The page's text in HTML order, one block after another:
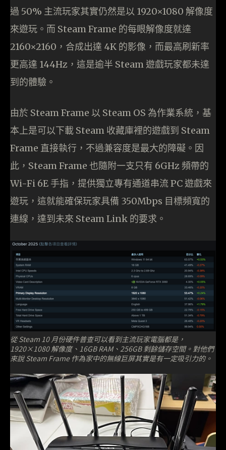
過 50% 主流玩家其實仍然是以 1920×1080 解像度
來遊玩。而 Steam Frame 的每眼解像度就達
2160×2160，合成出達 4K 的影像，而最高刷新率
更高達 144Hz，這是逾半 Steam 遊戲玩家都未達
到的體驗。
由於 Steam Frame 以 Steam OS 為作業系統，基
本上是可以下載 Steam 收藏庫裡的遊戲到 Steam
Frame 直接執行，不過兼容度是最大的障礙。因
此，Steam Frame 也隨附一支只有 6GHz 頻帶的
Wi-Fi 6E 手指，提供獨立專有通道串流 PC 遊戲來
遊玩，這就能確保玩家具備 350Mbps 目標頻寬的
連線，達到未來 Steam Link 的要求。
從 Steam 10 月份硬件普查可以看到主流玩家電腦都是，
1920×1080 解像度、16GB RAM、256GB 剩餘儲存空間。對他們
來說 Steam Frame 作為家中的無線巨屏其實是有一定吸引力的。